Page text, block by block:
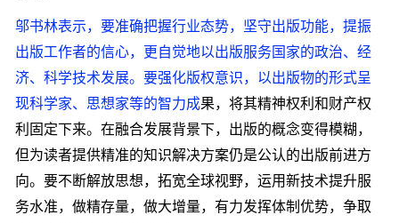
邬书林表示，要准确把握行业态势，坚守出版功能，提振
出版工作者的信心，更自觉地以出版服务国家的政治、经
济、科学技术发展。要强化版权意识，以出版物的形式呈
现科学家、思想家等的智力成果，将其精神权利和财产权
利固定下来。在融合发展背景下，出版的概念变得模糊，
但为读者提供精准的知识解决方案仍是公认的出版前进方
向。要不断解放思想，拓宽全球视野，运用新技术提升服
务水准，做精存量，做大增量，有力发挥体制优势，争取